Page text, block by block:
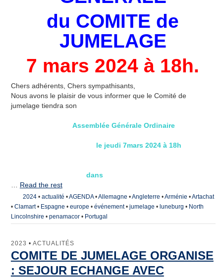
du COMITE de
JUMELAGE
7 mars 2024 à 18h.
Chers adhérents, Chers sympathisants,
Nous avons le plaisir de vous informer que le Comité de
jumelage tiendra son
Assemblée Générale Ordinaire
le jeudi 7mars 2024 à 18h
dans
… Read the rest
2024• actualité •AGENDA•Allemagne •Angleterre •Arménie •Artachat
• Clamart• Espagne • europe • événement• jumelage • luneburg • North
Lincolnshire • penamacor• Portugal
2023 • ACTUALITÉS
COMITE DE JUMELAGE ORGANISE
: SEJOUR ECHANGE AVEC